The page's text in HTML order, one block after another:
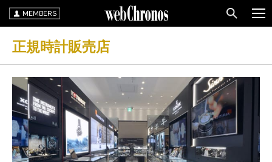
MEMBERS
正規時計販売店